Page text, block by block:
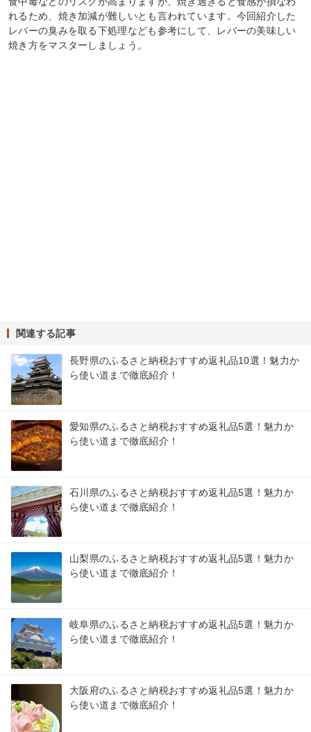
れるため、焼き加減が難しいとも言われています。今回紹介した
レバーの臭みを取る下処理なども参考にして、レバーの美味しい
焼き方をマスターしましょう。
関連する記事
長野県のふるさと納税おすすめ返礼品10選！魅力か
ら使い道まで徹底紹介！
愛知県のふるさと納税おすすめ返礼品5選！魅力か
ら使い道まで徹底紹介！
石川県のふるさと納税おすすめ返礼品5選！魅力か
ら使い道まで徹底紹介！
山梨県のふるさと納税おすすめ返礼品5選！魅力か
ら使い道まで徹底紹介！
岐阜県のふるさと納税おすすめ返礼品5選！魅力か
ら使い道まで徹底紹介！
大阪府のふるさと納税おすすめ返礼品5選！魅力か
ら使い道まで徹底紹介！